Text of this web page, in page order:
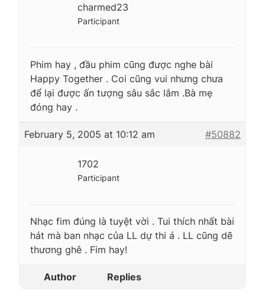
charmed23
Participant
Phim hay , đầu phim cũng được nghe bài
Happy Together . Coi cũng vui nhưng chưa
để lại được ấn tượng sâu sắc lắm .Bà mẹ
đóng hay .
February 5, 2005 at 10:12 am #50882
1702
Participant
Nhạc fim đúng là tuyệt vời . Tui thích nhất bài
hát mà ban nhạc của LL dự thi á . LL cũng dẽ
thương ghê . Fim hay!
Author Replies